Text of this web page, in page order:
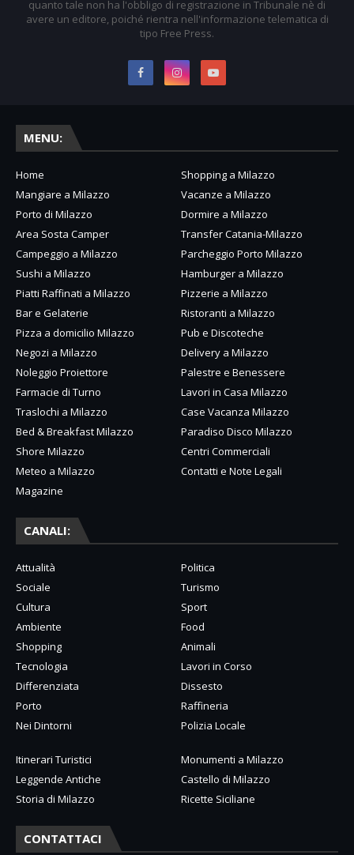
quanto tale non ha l'obbligo di registrazione in Tribunale nè di
avere un editore, poiché rientra nell'informazione telematica di
tipo Free Press.
MENU:
Home
Shopping a Milazzo
Mangiare a Milazzo
Vacanze a Milazzo
Porto di Milazzo
Dormire a Milazzo
Area Sosta Camper
Transfer Catania-Milazzo
Campeggio a Milazzo
Parcheggio Porto Milazzo
Sushi a Milazzo
Hamburger a Milazzo
Piatti Raffinati a Milazzo
Pizzerie a Milazzo
Bar e Gelaterie
Ristoranti a Milazzo
Pizza a domicilio Milazzo
Pub e Discoteche
Negozi a Milazzo
Delivery a Milazzo
Noleggio Proiettore
Palestre e Benessere
Farmacie di Turno
Lavori in Casa Milazzo
Traslochi a Milazzo
Case Vacanza Milazzo
Bed & Breakfast Milazzo
Paradiso Disco Milazzo
Shore Milazzo
Centri Commerciali
Meteo a Milazzo
Contatti e Note Legali
Magazine
CANALI:
Attualità
Politica
Sociale
Turismo
Cultura
Sport
Ambiente
Food
Shopping
Animali
Tecnologia
Lavori in Corso
Differenziata
Dissesto
Porto
Raffineria
Nei Dintorni
Polizia Locale
Itinerari Turistici
Monumenti a Milazzo
Leggende Antiche
Castello di Milazzo
Storia di Milazzo
Ricette Siciliane
CONTATTACI